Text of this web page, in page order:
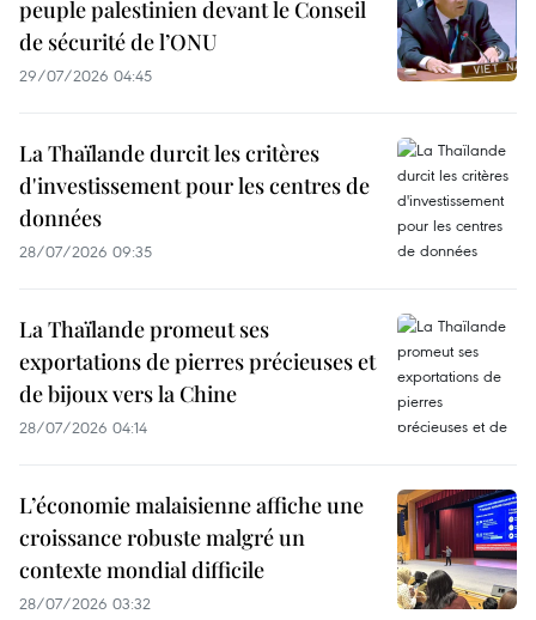
peuple palestinien devant le Conseil
de sécurité de l’ONU
29/07/2026 04:45
La Thaïlande durcit les critères
d'investissement pour les centres de
données
28/07/2026 09:35
La Thaïlande promeut ses
exportations de pierres précieuses et
de bijoux vers la Chine
28/07/2026 04:14
L’économie malaisienne affiche une
croissance robuste malgré un
contexte mondial difficile
28/07/2026 03:32